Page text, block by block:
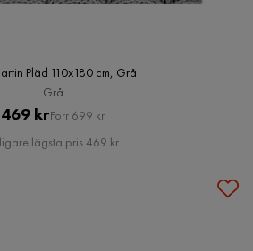
Pläd 110x180 cm, Grå
Grå
Pris
469 krOriginal
Pris
Förr 699 kr
lägsta pris 469 kr